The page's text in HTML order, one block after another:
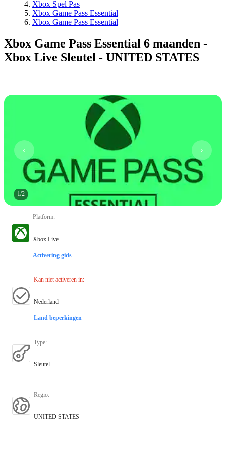
Xbox Spel Pas
Xbox Game Pass Essential
Xbox Game Pass Essential
Xbox Game Pass Essential 6 maanden -
Xbox Live Sleutel - UNITED STATES
1/2
Platform:
Xbox Live
Activering gids
Kan niet activeren in:
Nederland
Land beperkingen
Type:
Sleutel
Regio:
UNITED STATES